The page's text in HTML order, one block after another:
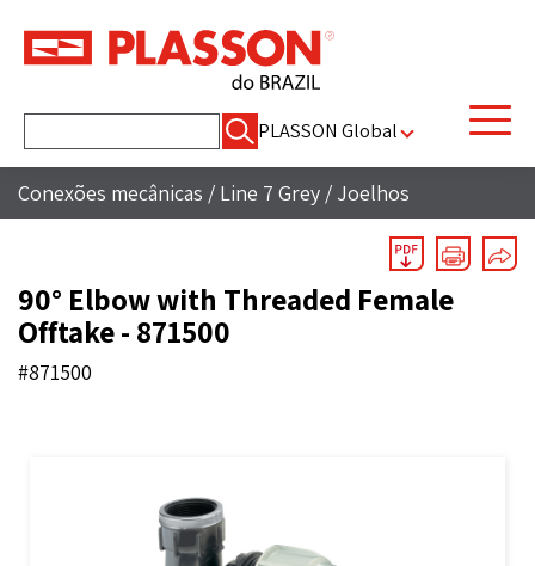
por:
PLASSON Global
Conexões mecânicas / Line 7 Grey / Joelhos
90° Elbow with Threaded Female
Offtake - 871500
#871500